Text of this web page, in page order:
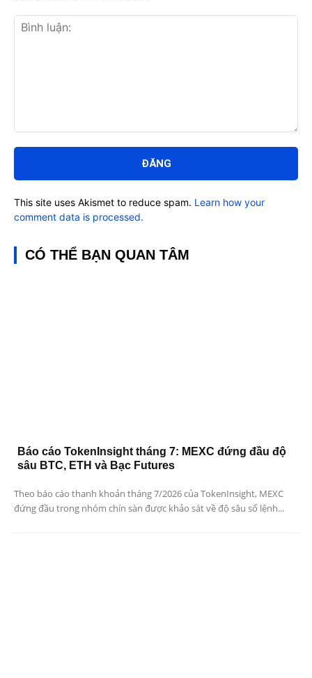
luận:
This site uses Akismet to reduce spam. Learn how your
comment data is processed.
CÓ THỂ BẠN QUAN TÂM
Báo cáo TokenInsight tháng 7: MEXC đứng đầu độ
sâu BTC, ETH và Bạc Futures
Theo báo cáo thanh khoản tháng 7/2026 của TokenInsight, MEXC
đứng đầu trong nhóm chín sàn được khảo sát về độ sâu sổ lệnh...